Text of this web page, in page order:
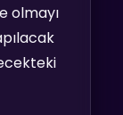
olmayı